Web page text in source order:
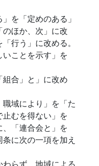
を「定めのある」
ほか、次」に改
行う」に改める。
ことを示す」を
合」と」に改め
域により」を「た
むを得ない」を
、「連合会と」を
に次の一項を加え